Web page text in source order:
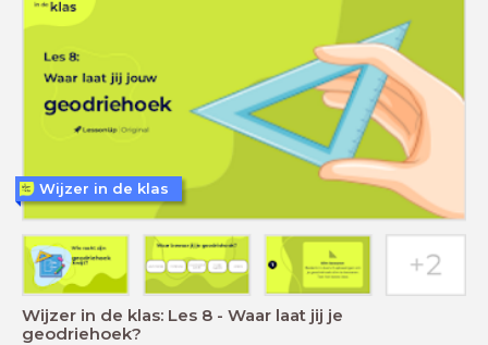
Wijzer in de klas: Les 8 - Waar laat jij je
geodriehoek?
Wijzer in de klas